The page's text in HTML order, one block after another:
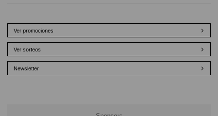
Ver promociones
Ver sorteos
Newsletter